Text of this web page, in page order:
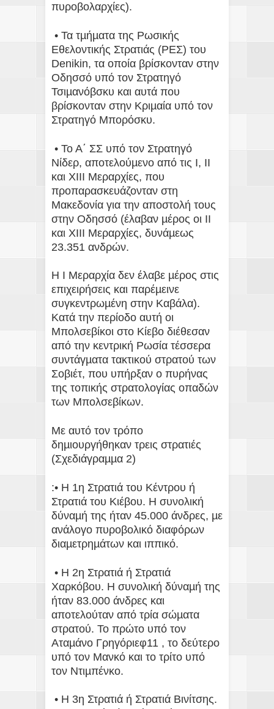
πυροβολαρχίες).
• Τα τµήµατα της Ρωσικής
Εθελοντικής Στρατιάς (ΡΕΣ) του
Denikin, τα οποία βρίσκονταν στην
Οδησσό υπό τον Στρατηγό
Τσιµανόβσκυ και αυτά που
βρίσκονταν στην Κριµαία υπό τον
Στρατηγό Μπορόσκυ.
• Το Α΄ ΣΣ υπό τον Στρατηγό
Νίδερ, αποτελούµενο από τις Ι, ΙΙ
και ΧΙΙΙ Μεραρχίες, που
προπαρασκευάζονταν στη
Μακεδονία για την αποστολή τους
στην Οδησσό (έλαβαν µέρος οι ΙΙ
και ΧΙΙΙ Μεραρχίες, δυνάµεως
23.351 ανδρών.
Η Ι Μεραρχία δεν έλαβε µέρος στις
επιχειρήσεις και παρέµεινε
συγκεντρωµένη στην Καβάλα).
Κατά την περίοδο αυτή οι
Μπολσεβίκοι στο Κίεβο διέθεσαν
από την κεντρική Ρωσία τέσσερα
συντάγµατα τακτικού στρατού των
Σοβιέτ, που υπήρξαν ο πυρήνας
της τοπικής στρατολογίας οπαδών
των Μπολσεβίκων.
Με αυτό τον τρόπο
δηµιουργήθηκαν τρεις στρατιές
(Σχεδιάγραµµα 2)
:• Η 1η Στρατιά του Κέντρου ή
Στρατιά του Κιέβου. Η συνολική
δύναµή της ήταν 45.000 άνδρες, µε
ανάλογο πυροβολικό διαφόρων
διαµετρηµάτων και ιππικό.
• Η 2η Στρατιά ή Στρατιά
Χαρκόβου. Η συνολική δύναµή της
ήταν 83.000 άνδρες και
αποτελούταν από τρία σώµατα
στρατού. Το πρώτο υπό τον
Αταµάνο Γρηγόριεφ11 , το δεύτερο
υπό τον Μανκό και το τρίτο υπό
τον Ντιµπένκο.
• Η 3η Στρατιά ή Στρατιά Βινίτσης.